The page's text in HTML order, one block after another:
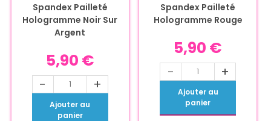
Spandex Pailleté
Hologramme Noir Sur
Argent
5,90 €
- +
Ajouter au
panier
Spandex Pailleté
Hologramme Rouge
5,90 €
- +
Ajouter au
panier